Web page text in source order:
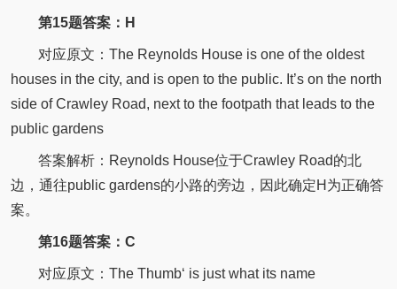
第15题答案：H
对应原文： The Reynolds House is one of the oldest
houses in the city, and is open to the public. It’s on the north
side of Crawley Road, next to the footpath that leads to the
public gardens
答案解析：Reynolds House位于Crawley Road的北
边，通往public gardens的小路的旁边，因此确定H为正确答
案。
第16题答案：C
对应原文： The Thumb‘ is just what its name